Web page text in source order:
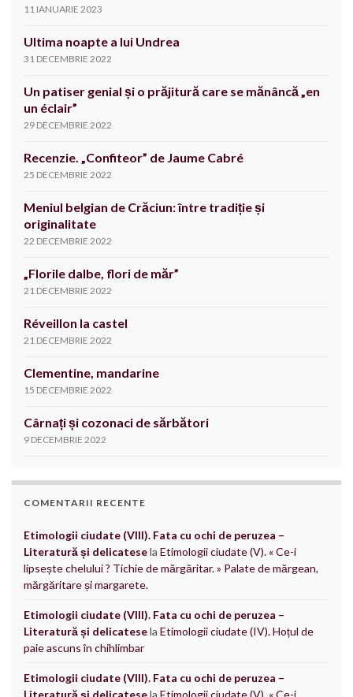
11 IANUARIE 2023
Ultima noapte a lui Undrea
31 DECEMBRIE 2022
Un patiser genial și o prăjitură care se mănâncă „en
un éclair”
29 DECEMBRIE 2022
Recenzie. „Confiteor” de Jaume Cabré
25 DECEMBRIE 2022
Meniul belgian de Crăciun: între tradiție și
originalitate
22 DECEMBRIE 2022
„Florile dalbe, flori de măr”
21 DECEMBRIE 2022
Réveillon la castel
21 DECEMBRIE 2022
Clementine, mandarine
15 DECEMBRIE 2022
Cârnați și cozonaci de sărbători
9 DECEMBRIE 2022
COMENTARII RECENTE
Etimologii ciudate (VIII). Fata cu ochi de peruzea –
Literatură și delicatesela Etimologii ciudate (V). « Ce-i
lipsește chelului ? Tichie de mărgăritar. » Palate de mărgean,
mărgăritare și margarete.
Etimologii ciudate (VIII). Fata cu ochi de peruzea –
Literatură și delicatesela Etimologii ciudate (IV). Hoțul de
paie ascuns în chihlimbar
Etimologii ciudate (VIII). Fata cu ochi de peruzea –
Literatură și delicatesela Etimologii ciudate (V). « Ce-i